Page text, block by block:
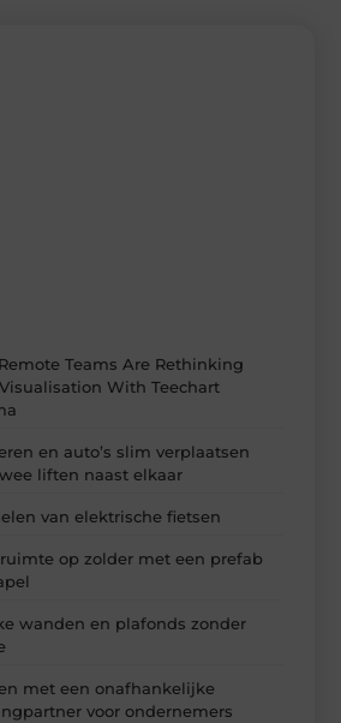
Teams Are Rethinking
With Teechart
en auto’s slim verplaatsen
liften naast elkaar
van elektrische fietsen
op zolder met een prefab
wanden en plafonds zonder
met een onafhankelijke
voor ondernemers